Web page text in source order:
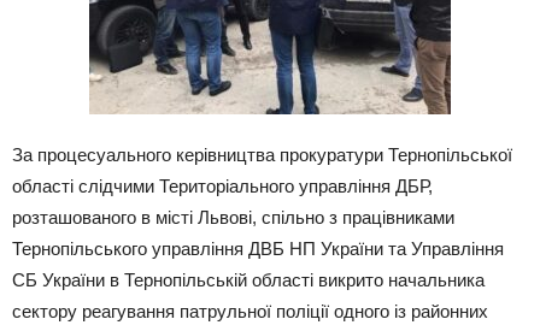
За процесуального керівництва прокуратури Тернопільської
області слідчими Територіального управління ДБР,
розташованого в місті Львові, спільно з працівниками
Тернопільського управління ДВБ НП України та Управління
СБ України в Тернопільській області викрито начальника
сектору реагування патрульної поліції одного із районних